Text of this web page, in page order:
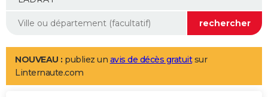
Mobiles
Meilleur smartphone
Internet
Ordinateurs
Jeux vidéo
Guide high-tech
Aménagement intérieur
LIFESTYLE
Art de vivre
Bien-être
Loisirs
Mode
Modes de vie
NOUVEAU : publiez un avis de décès gratuitsur
Linternaute.com